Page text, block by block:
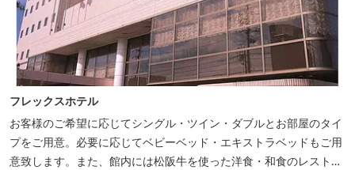
フレックスホテル
お客様のご希望に応じてシングル・ツイン・ダブルとお部屋のタイ
プをご用意。必要に応じてベビーベッド・エキストラベッドもご用
意致します。また、館内には松阪牛を使った洋食・和食のレストラ